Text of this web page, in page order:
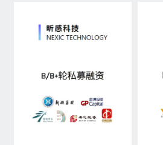
资产管理
行研观点